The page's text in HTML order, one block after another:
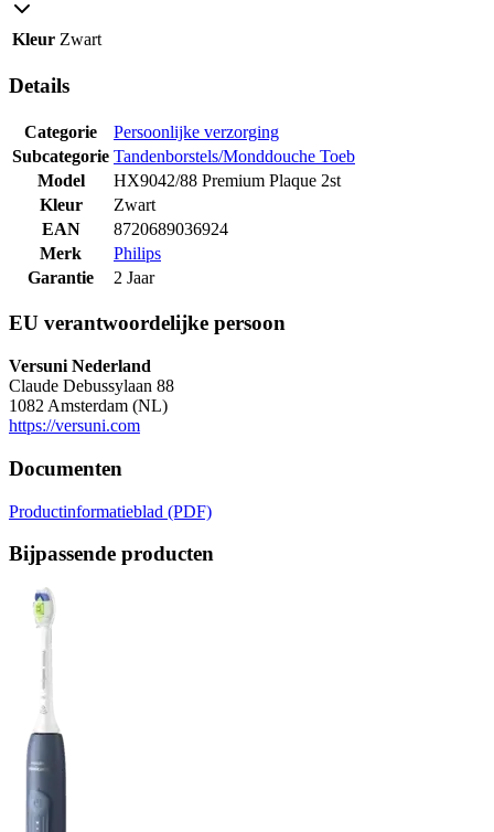
Kleur Zwart
Details
Categorie
Persoonlijke verzorging
Subcategorie Tandenborstels/Monddouche Toeb
Model
HX9042/88 Premium Plaque 2st
Kleur
Zwart
EAN
8720689036924
Merk
Philips
Garantie
2 Jaar
EU verantwoordelijke persoon
Versuni Nederland
Claude Debussylaan 88
1082 Amsterdam (NL)
https://versuni.com
Documenten
Productinformatieblad (PDF)
Bijpassende producten